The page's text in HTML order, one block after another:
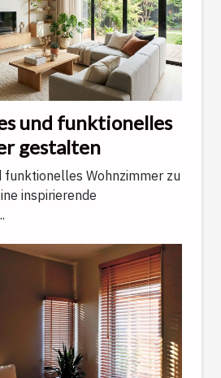
und funktionelles
gestalten
funktionelles Wohnzimmer zu
inspirierende